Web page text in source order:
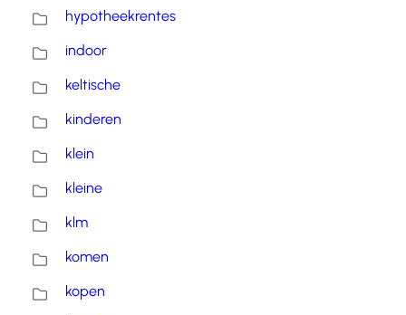
hypotheekrentes
indoor
keltische
kinderen
klein
kleine
klm
komen
kopen